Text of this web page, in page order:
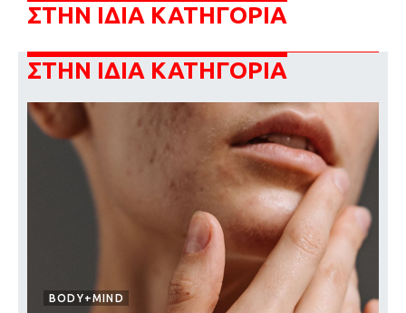
ΣΤΗΝ ΙΔΙΑ ΚΑΤΗΓΟΡΙΑ
ΣΤΗΝ ΙΔΙΑ ΚΑΤΗΓΟΡΙΑ
BODY+MIND